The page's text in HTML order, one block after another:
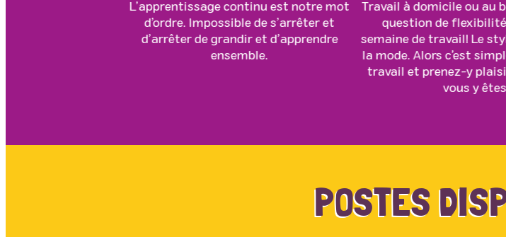
Travail à domicile ou au
question de
semaine de travail! Le
la mode. Alors c’est
travail et prenez-y
vous y
L’apprentissage continu est notre mot
d’ordre. Impossible de s’arrêter et
d’arrêter de grandir et d’apprendre
ensemble.
POSTES